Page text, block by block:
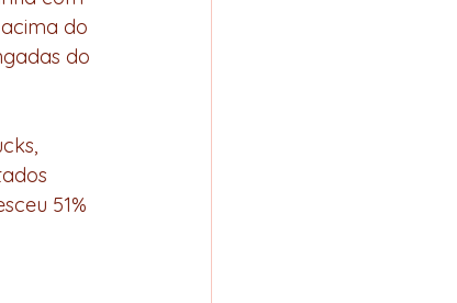
do
do
51%